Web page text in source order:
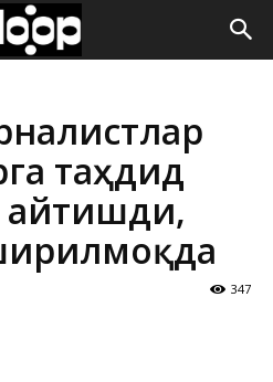
таҳдид
айтишди,
347